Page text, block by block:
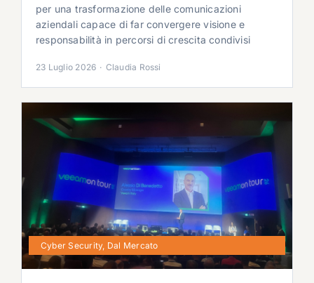
per una trasformazione delle comunicazioni
aziendali capace di far convergere visione e
responsabilità in percorsi di crescita condivisi
23 Luglio 2026 · Claudia Rossi
Cyber Security, Dal Mercato